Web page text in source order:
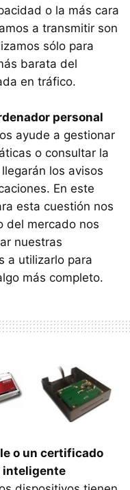
o la más cara
a transmitir son
sólo para
barata del
en tráfico.
personal
ayude a gestionar
o consultar la
los avisos
En este
esta cuestión nos
del mercado nos
nuestras
a utilizarlo para
más completo.
o un certificado
inteligente